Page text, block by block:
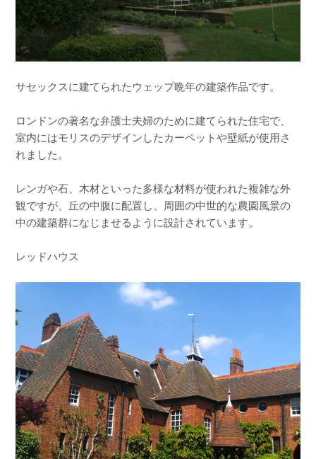
サセックスに建てられたウェップ晩年の建築作品です。
ロンドンの著名な弁護士夫婦のために建てられた住宅で、
室内にはモリスのデザインしたカーペットや壁紙が使用さ
れました。
レンガや石、木材といった多様な材料が使われた複雑な外
観ですが、丘の中腹に配置し、周囲の中世的な農園風景の
中の建築群になじませるように設計されています。
レッドハウス